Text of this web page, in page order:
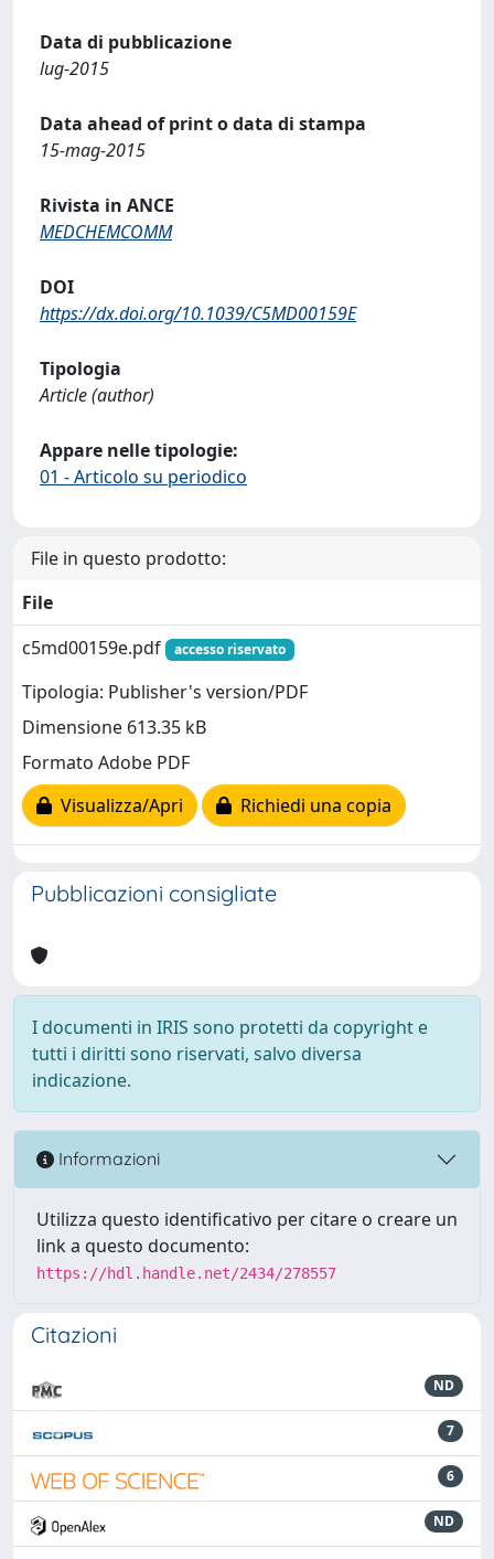
Data di pubblicazione
lug-2015
Data ahead of print o data di stampa
15-mag-2015
Rivista in ANCE
MEDCHEMCOMM
DOI
https://dx.doi.org/10.1039/C5MD00159E
Tipologia
Article (author)
Appare nelle tipologie:
01 - Articolo su periodico
File in questo prodotto:
File
c5md00159e.pdf
accesso riservato
Tipologia: Publisher's version/PDF
Dimensione 613.35 kB
Formato Adobe PDF
Visualizza/Apri
Richiedi una copia
Pubblicazioni consigliate
I documenti in IRIS sono protetti da copyright e
tutti i diritti sono riservati, salvo diversa
indicazione.
Informazioni
Utilizza questo identificativo per citare o creare un
link a questo documento:
https://hdl.handle.net/2434/278557
Citazioni
ND
7
6
ND